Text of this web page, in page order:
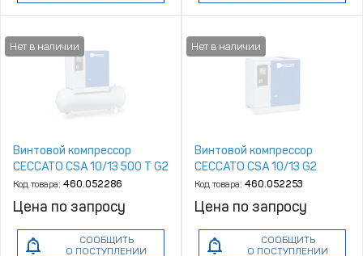
Винтовой компрессор
CECCATO CSA 10/13 500 T G2
Код товара: 460.052286
Цена по запросу
СООБЩИТЬ
О ПОСТУПЛЕНИИ
Винтовой компрессор
CECCATO CSA 10/13 G2
Код товара: 460.052253
Цена по запросу
СООБЩИТЬ
О ПОСТУПЛЕНИИ